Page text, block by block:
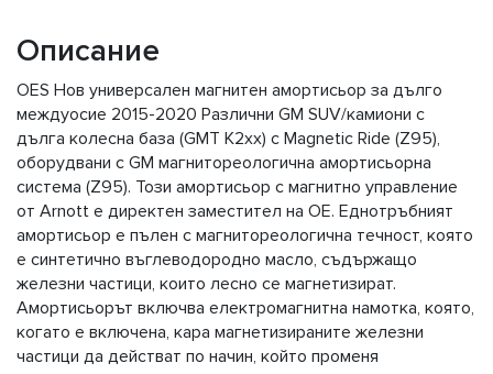
Описание
OES Нов универсален магнитен амортисьор за дълго
междуосие 2015-2020 Различни GM SUV/камиони с
дълга колесна база (GMT K2xx) с Magnetic Ride (Z95),
оборудвани с GM магнитореологична амортисьорна
система (Z95). Този амортисьор с магнитно управление
от Arnott е директен заместител на OE. Еднотръбният
амортисьор е пълен с магнитореологична течност, която
е синтетично въглеводородно масло, съдържащо
железни частици, които лесно се магнетизират.
Амортисьорът включва електромагнитна намотка, която,
когато е включена, кара магнетизираните железни
частици да действат по начин, който променя